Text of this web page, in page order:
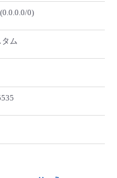
0)
タム